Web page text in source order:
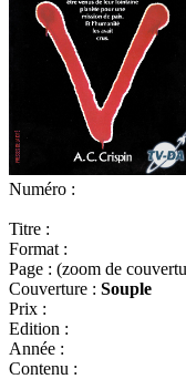
Numéro :
Titre :
Format :
Page : (zoom de
Couverture : Souple
Prix :
Edition :
Année :
Contenu :